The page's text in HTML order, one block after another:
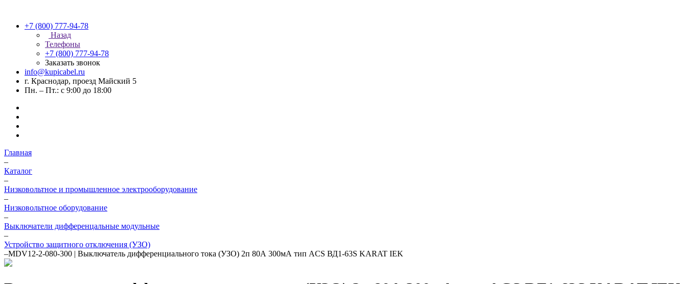
+7 (800) 777-94-78
Назад
Телефоны
+7 (800) 777-94-78
Заказать звонок
info@kupicabel.ru
г. Краснодар, проезд Майский 5
Пн. – Пт.: с 9:00 до 18:00
Главная
–
Каталог
–
Низковольтное и промышленное электрооборудование
–
Низковольтное оборудование
–
Выключатели дифференцальные модульные
–
Устройство защитного отключения (УЗО)
–MDV12-2-080-300 | Выключатель дифференциального тока (УЗО) 2п 80А 300мА тип ACS ВД1-63S KARAT IEK